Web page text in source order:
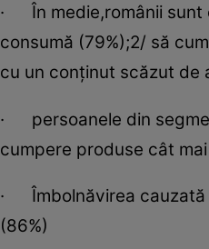
· În medie,românii sunt
consumă (79%);2/ să
cu un conţinut scăzut de
· persoanele din
cumpere produse cât
· Îmbolnăvirea cauzată
(86%)